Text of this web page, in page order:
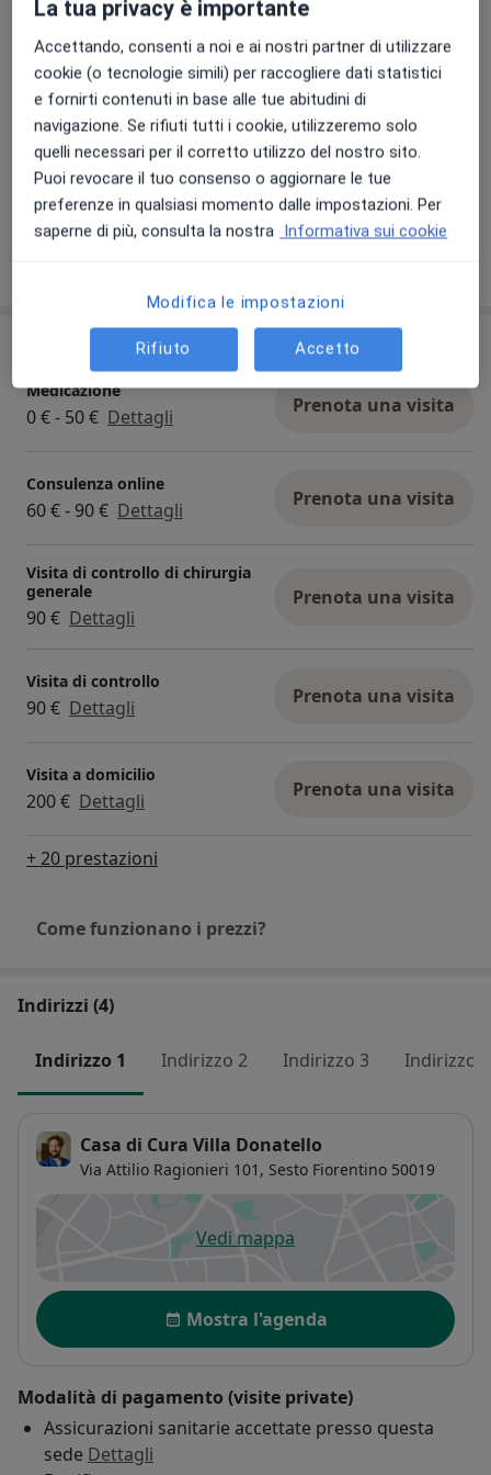
Chirurgia ambulatoriale e dermatologica:
asportazione chirurgica di lesioni di cute, sottocute e
del cuoio capelluto:
Nevi cutanei sospetti
Neoplasie cutanee
Fibromi cutanei
Cisti Pilonidale (sacrococcigea)
Granulomi
Corpi estranei
Onicogrifosi
Paterecci (unghie incarnite)
Riparazione di ernie delle parete addominale
Ernie crurali
Ernie ombelicali
Ernie di Spigelio
Colecistectomia laparoscopica
Calcolosi della colecisti
Poliposi della colecisti
Visualizza galleria (1)
Prestazioni e prezzi
Medicazione
0 € - 50 € Dettagli Prenota una visita
Consulenza online
60 € - 90 € Dettagli Prenota una visita
Visita di controllo di chirurgia
generale
90 € Dettagli
Prenota una visita
Visita di controllo
90 € Dettagli Prenota una visita
Visita a domicilio
200 € Dettagli Prenota una visita
+ 20 prestazioni
Come funzionano i prezzi?
Indirizzi (4)
Indirizzo 1 Indirizzo 2 Indirizzo 3 Indirizzo 4
Casa di Cura Villa Donatello
Via Attilio Ragionieri 101, Sesto Fiorentino 50019
Vedi mappasi apre in una nuova scheda
Disponibilità
Mostra l'agenda
Modalità di pagamento (visite private)
Assicurazioni sanitarie accettate presso questa
sede Dettagli
La tua privacy è importante
Accettando, consenti a noi e ai nostri partner di utilizzare
cookie (o tecnologie simili) per raccogliere dati statistici
e fornirti contenuti in base alle tue abitudini di
navigazione. Se rifiuti tutti i cookie, utilizzeremo solo
quelli necessari per il corretto utilizzo del nostro sito.
Puoi revocare il tuo consenso o aggiornare le tue
preferenze in qualsiasi momento dalle impostazioni. Per
saperne di più, consulta la nostra Informativa sui cookie
Modifica le impostazioni
Rifiuto Accetto